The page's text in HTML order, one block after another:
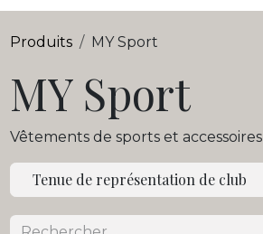
Produits MY Sport
MY Sport
Vêtements de sports et accessoires
Tenue de représentation de club